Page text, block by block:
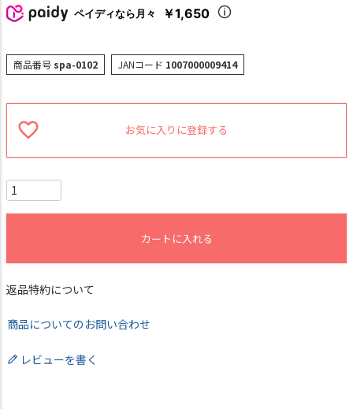
ペイディなら月々 ￥1,650
商品番号 spa-0102 JANコード 1007000009414
お気に入りに登録する
カートに入れる
返品特約について
商品についてのお問い合わせ
レビューを書く